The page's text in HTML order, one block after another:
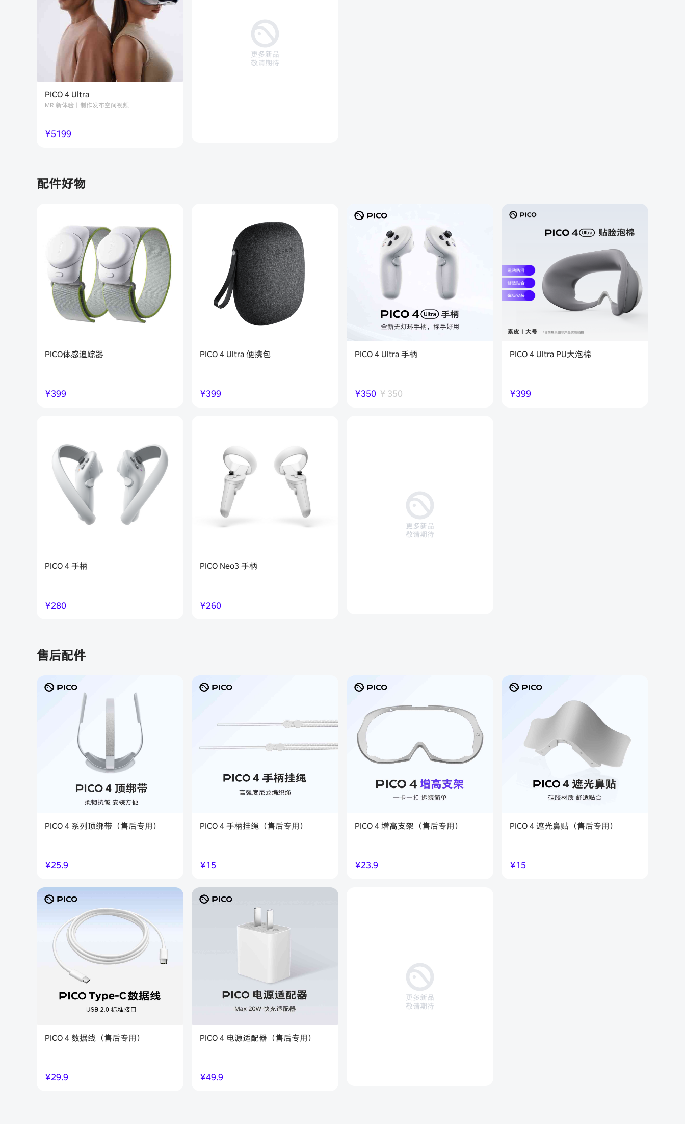
PICO 4 Ultra
MR 新体验丨制作发布空间视频
￥5199
更多新品
敬请期待
配件好物
PICO体感追踪器
￥399
PICO 4 Ultra 便携包
￥399
PICO 4 Ultra 手柄
￥350￥350
PICO 4 Ultra PU大泡棉
￥399
PICO 4 手柄
￥280
PICO Neo3 手柄
￥260
更多新品
敬请期待
售后配件
PICO 4 系列顶绑带（售后专用）
￥25.9
PICO 4 手柄挂绳（售后专用）
￥15
PICO 4 增高支架（售后专用）
￥23.9
PICO 4 遮光鼻贴（售后专用）
￥15
PICO 4 数据线（售后专用）
￥29.9
PICO 4 电源适配器（售后专用）
￥49.9
更多新品
敬请期待